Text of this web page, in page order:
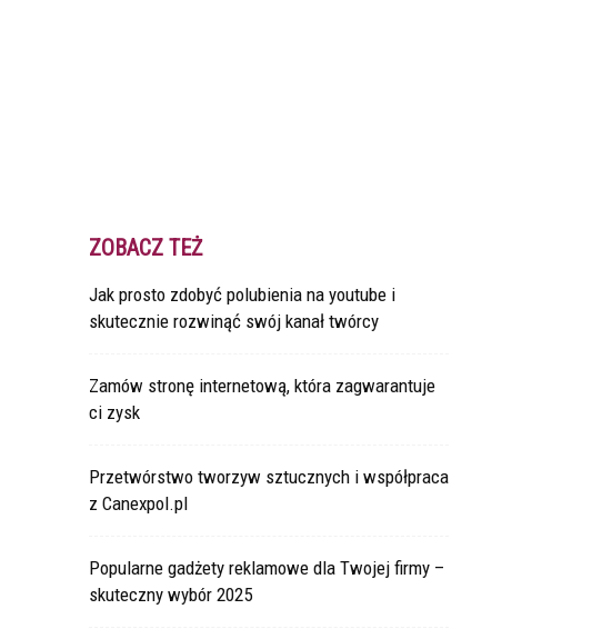
ZOBACZ TEŻ
Jak prosto zdobyć polubienia na youtube i
skutecznie rozwinąć swój kanał twórcy
Zamów stronę internetową, która zagwarantuje
ci zysk
Przetwórstwo tworzyw sztucznych i współpraca
z Canexpol.pl
Popularne gadżety reklamowe dla Twojej firmy –
skuteczny wybór 2025